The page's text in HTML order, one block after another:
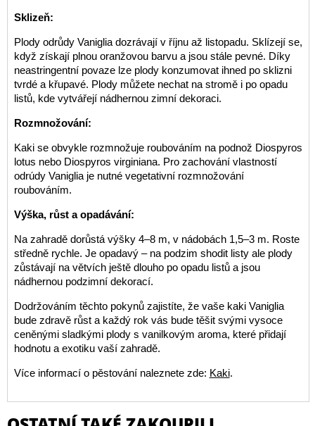
Sklizeň:
Plody odrůdy Vaniglia dozrávají v říjnu až listopadu. Sklízejí se,
když získají plnou oranžovou barvu a jsou stále pevné. Díky
neastringentní povaze lze plody konzumovat ihned po sklizni
tvrdé a křupavé. Plody můžete nechat na stromě i po opadu
listů, kde vytvářejí nádhernou zimní dekoraci.
Rozmnožování:
Kaki se obvykle rozmnožuje roubováním na podnož Diospyros
lotus nebo Diospyros virginiana. Pro zachování vlastností
odrúdy Vaniglia je nutné vegetativní rozmnožování
roubováním.
Výška, růst a opadávání:
Na zahradě dorůstá výšky 4–8 m, v nádobách 1,5–3 m. Roste
středně rychle. Je opadavý – na podzim shodit listy ale plody
zůstávají na větvích ještě dlouho po opadu listů a jsou
nádhernou podzimní dekorací.
Dodržováním těchto pokynů zajistíte, že vaše kaki Vaniglia
bude zdravě růst a každý rok vás bude těšit svými vysoce
ceněnými sladkými plody s vanilkovým aroma, které přidají
hodnotu a exotiku vaší zahradě.
Více informací o pěstování naleznete zde: Kaki.